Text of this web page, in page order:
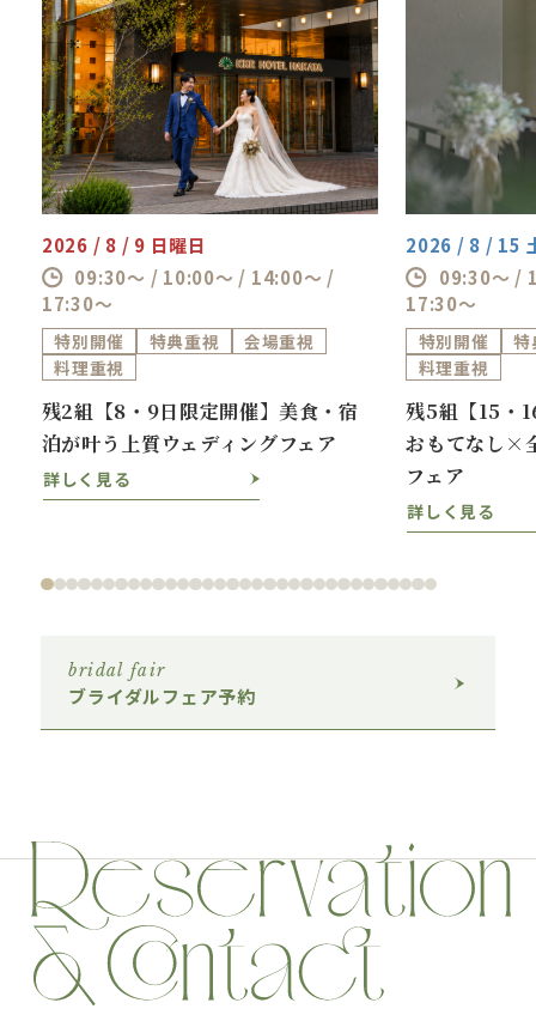
2026 / 8 / 9 日曜日
09:30～ / 10:00～ / 14:00～ /
17:30～
特別開催 特典重視
会場重視
料理重視
残2組【8・9日限定開催】美食・宿
泊が叶う上質ウェディングフェア
詳しく見る
2026 / 8 / 15
09:30～ /
17:30～
特別開催
特
料理重視
残5組【15・
おもてなし×
フェア
詳しく見る
bridal fair
ブライダルフェア予約